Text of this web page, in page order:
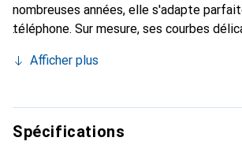
nombreuses années, elle s'adapte
téléphone. Sur mesure, ses courbes
chic et essentiel pour votre smartphone.
marque Noreve est un choix sûr pour
exigeante.
Afficher plus
Spécifications